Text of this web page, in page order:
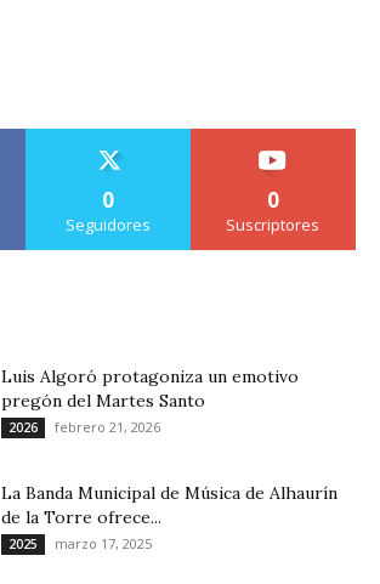
0
Seguidores
0
Suscriptores
Luis Algoró protagoniza un emotivo
pregón del Martes Santo
2026 febrero 21, 2026
La Banda Municipal de Música de Alhaurín
de la Torre ofrece...
2025 marzo 17, 2025